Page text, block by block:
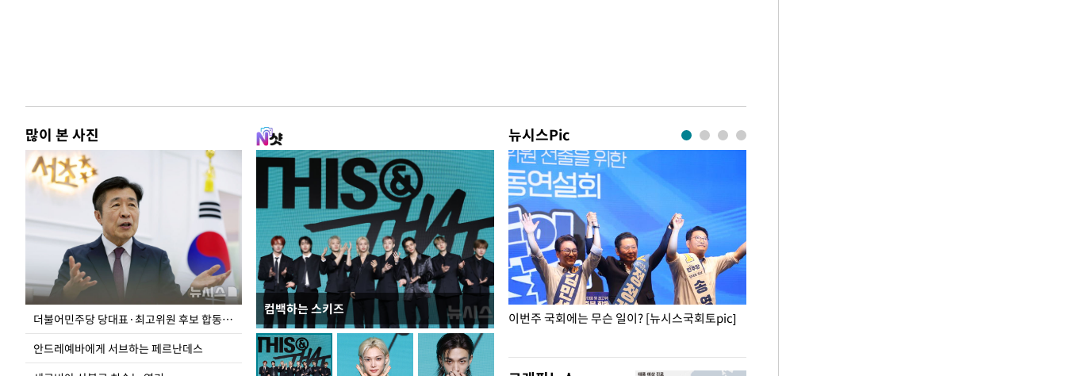
많이 본 사진
더불어민주당 당대표·최고위원 후보 합동연설회
안드레예바에게 서브하는 페르난데스
컴백하는 스키즈
뉴시스Pic
이 대통령, 국가폭력 피해자에 위로·사과…"국가
가 책임지고 치유"
이번주 국회에는 무슨 일이? [뉴시스국회토pic]